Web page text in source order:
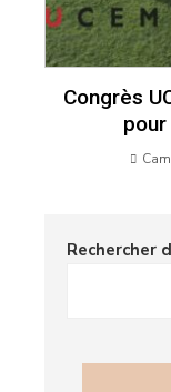
Congrès
Rechercher